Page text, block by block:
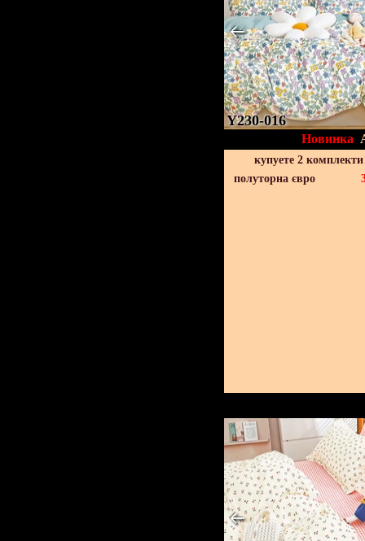
Y230-016
Новинка
купуете 2
полуторна євро